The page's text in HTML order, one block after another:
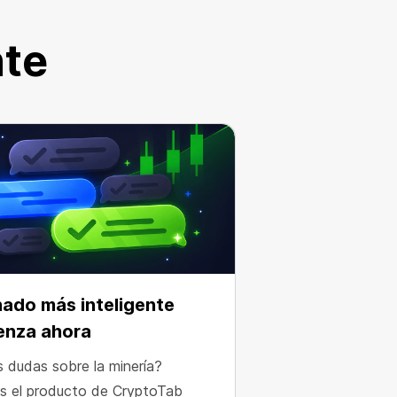
más inteligente
ahora
dudas sobre la minería?
el producto de CryptoTab